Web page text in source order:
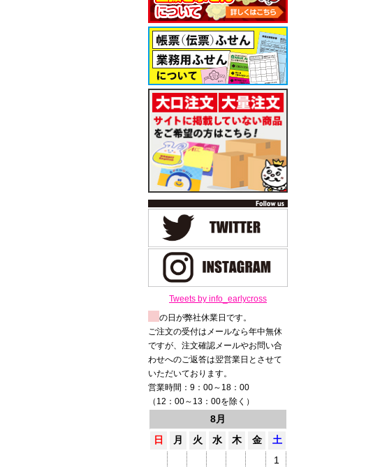
Tweets by info_earlycross
の日が弊社休業日です。
ご注文の受付はメールなら年中無休
ですが、注文確認メールやお問い合
わせへのご返答は翌営業日とさせて
いただいております。
営業時間：9：00～18：00
（12：00～13：00を除く）
8月
日
月 火 水 木 金
土
1